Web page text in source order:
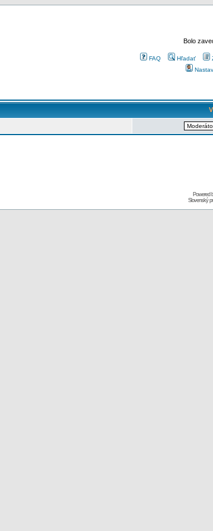
Bolo
FAQ Hľadať
Powered
Slovenský